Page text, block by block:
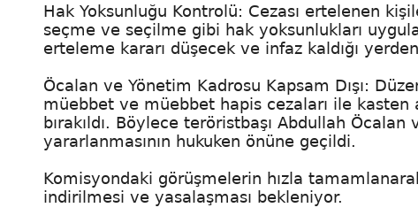
Hak Yoksunluğu Kontrolü: Cezası ertelenen
seçme ve seçilme gibi hak yoksunlukları
erteleme kararı düşecek ve infaz kaldığı
Öcalan ve Yönetim Kadrosu Kapsam Dışı:
müebbet ve müebbet hapis cezaları ile kasten
bırakıldı. Böylece teröristbaşı Abdullah
yararlanmasının hukuken önüne geçildi.
Komisyondaki görüşmelerin hızla
indirilmesi ve yasalaşması bekleniyor.